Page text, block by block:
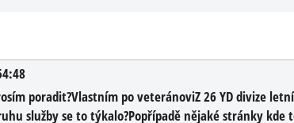
poradit?Vlastním po veteránoviZ 26 YD divize
služby se to týkalo?Popřípadě nějaké stránky kde